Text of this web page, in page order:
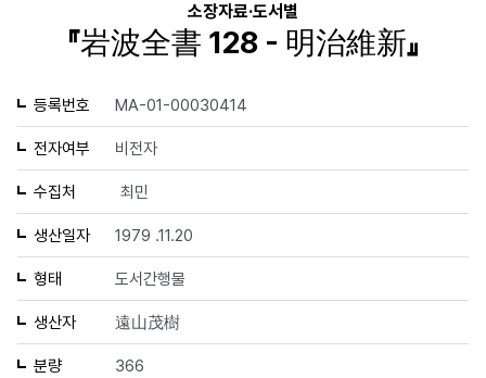
소장자료·도서별
『岩波全書 128 - 明治維新』
등록번호 MA-01-00030414
전자여부 비전자
수집처 최민
생산일자 1979 .11.20
형태 도서간행물
생산자 遠山茂樹
분량 366